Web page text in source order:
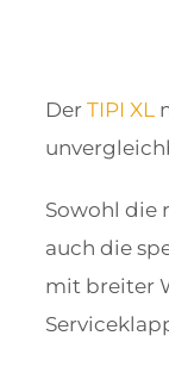
Der TIPI XL
Sowohl die
auch die
mit breiter